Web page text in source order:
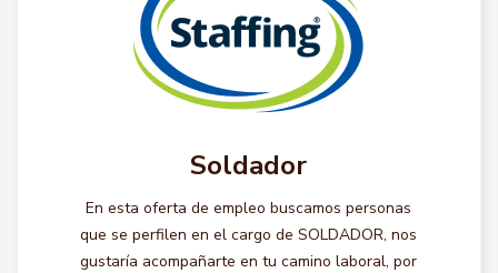
Soldador
En esta oferta de empleo buscamos personas
que se perfilen en el cargo de SOLDADOR, nos
gustaría acompañarte en tu camino laboral, por